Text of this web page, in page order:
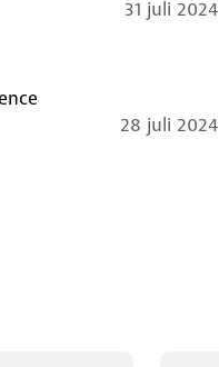
31 juli 2024
28 juli 2024